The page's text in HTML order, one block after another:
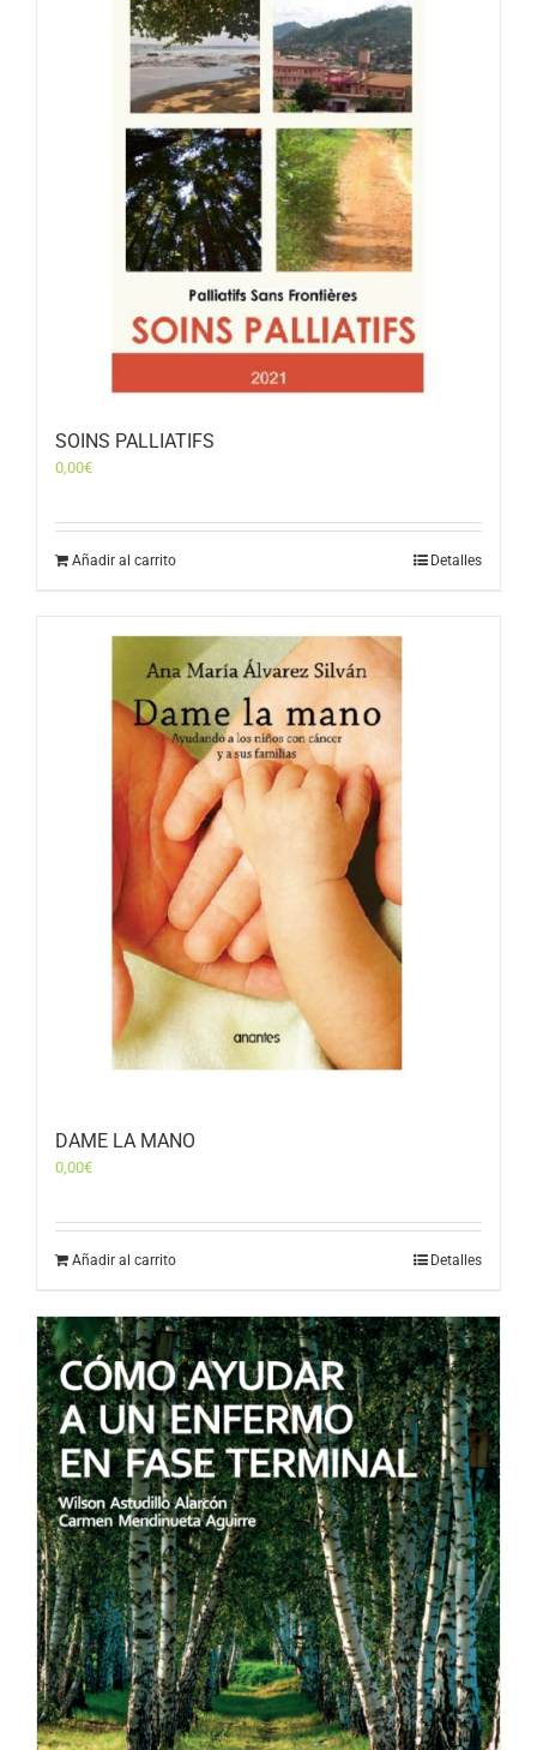
SOINS PALLIATIFS
0,00€
Añadir al carrito Detalles
DAME LA MANO
0,00€
Añadir al carrito Detalles